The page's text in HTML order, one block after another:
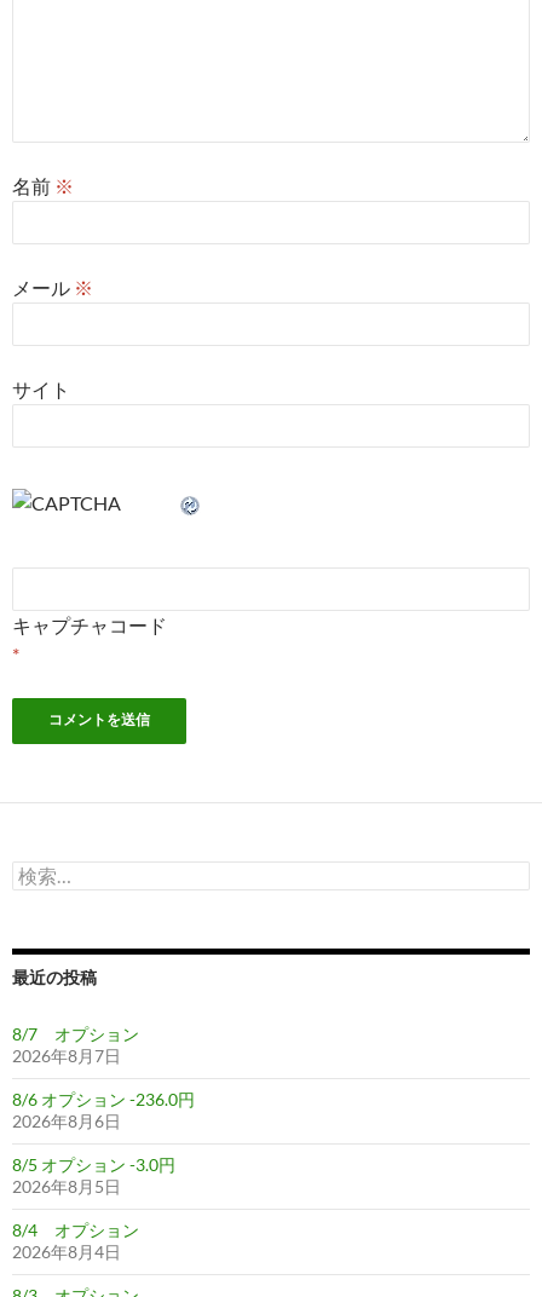
名前 ※
メール ※
サイト
キャプチャコード
*
検
索:
最近の投稿
8/7 オプション
2026年8月7日
8/6 オプション -236.0円
2026年8月6日
8/5 オプション -3.0円
2026年8月5日
8/4 オプション
2026年8月4日